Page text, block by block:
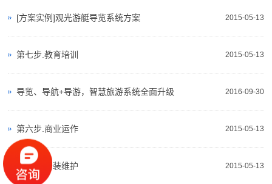
2015-05-13
[方案实例]观光游艇导览系统方案
2015-05-13
第七步.教育培训
2016-09-30
导览、导航+导游，智慧旅游系统全面升级
2015-05-13
第六步.商业运作
2015-05-13
第五步.安装维护